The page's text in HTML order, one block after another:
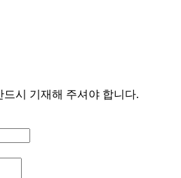
드시 기재해 주셔야 합니다.